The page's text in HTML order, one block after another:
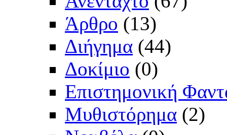
Άρθρο (13)
Διήγημα (44)
Δοκίμιο (0)
Επιστημονική
Μυθιστόρημα (2)